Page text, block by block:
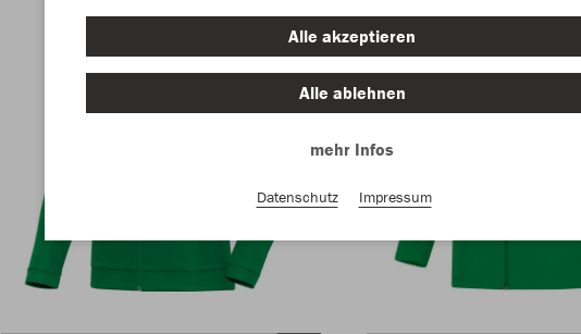
Alle akzeptieren
Alle ablehnen
mehr Infos
Datenschutz Impressum